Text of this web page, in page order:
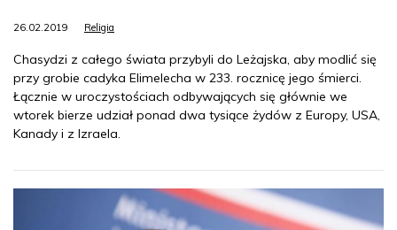
26.02.2019 Religia
Chasydzi z całego świata przybyli do Leżajska, aby modlić się
przy grobie cadyka Elimelecha w 233. rocznicę jego śmierci.
Łącznie w uroczystościach odbywających się głównie we
wtorek bierze udział ponad dwa tysiące żydów z Europy, USA,
Kanady i z Izraela.